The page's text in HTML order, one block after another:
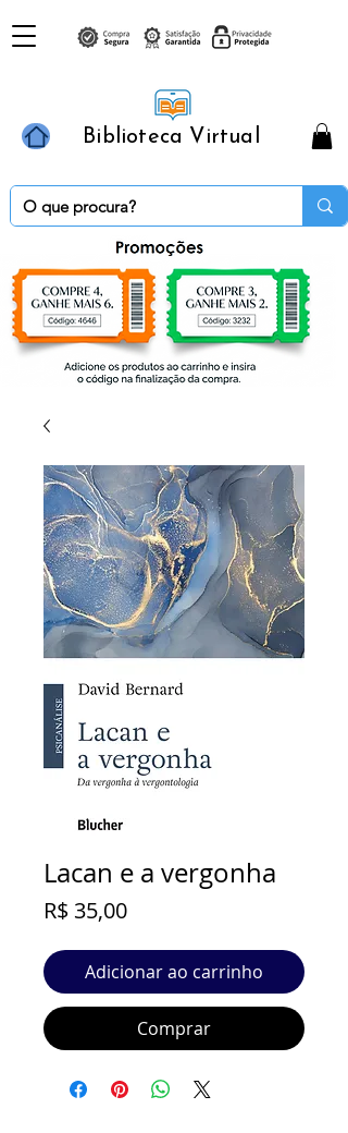
Biblioteca Virtual
Lacan e a vergonha
R$ 35,00Preço
Adicionar ao carrinho
Comprar